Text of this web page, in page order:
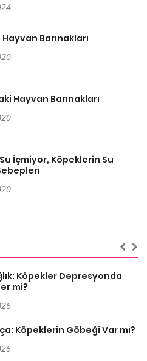
Barınakları
Hayvan Barınakları
İçmiyor, Köpeklerin Su
Köpekler Depresyonda
mi?
Köpeklerin Göbeği Var mı?